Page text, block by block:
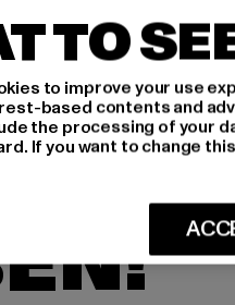
TO
to improve your use
based contents and
the processing of your
If you want to change